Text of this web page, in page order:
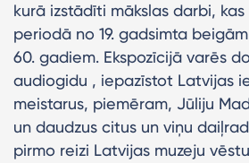
kurā izstādīti mākslas darbi,
periodā no 19. gadsimta
60. gadiem. Ekspozīcijā varēs
audiogidu , iepazīstot Latvijas
meistarus, piemēram, Jūliju
un daudzus citus un viņu
pirmo reizi Latvijas muzeju